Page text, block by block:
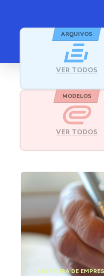
ARQUIVOS
VER TODOS
MODELOS
VER TODOS
ABERTURA DE